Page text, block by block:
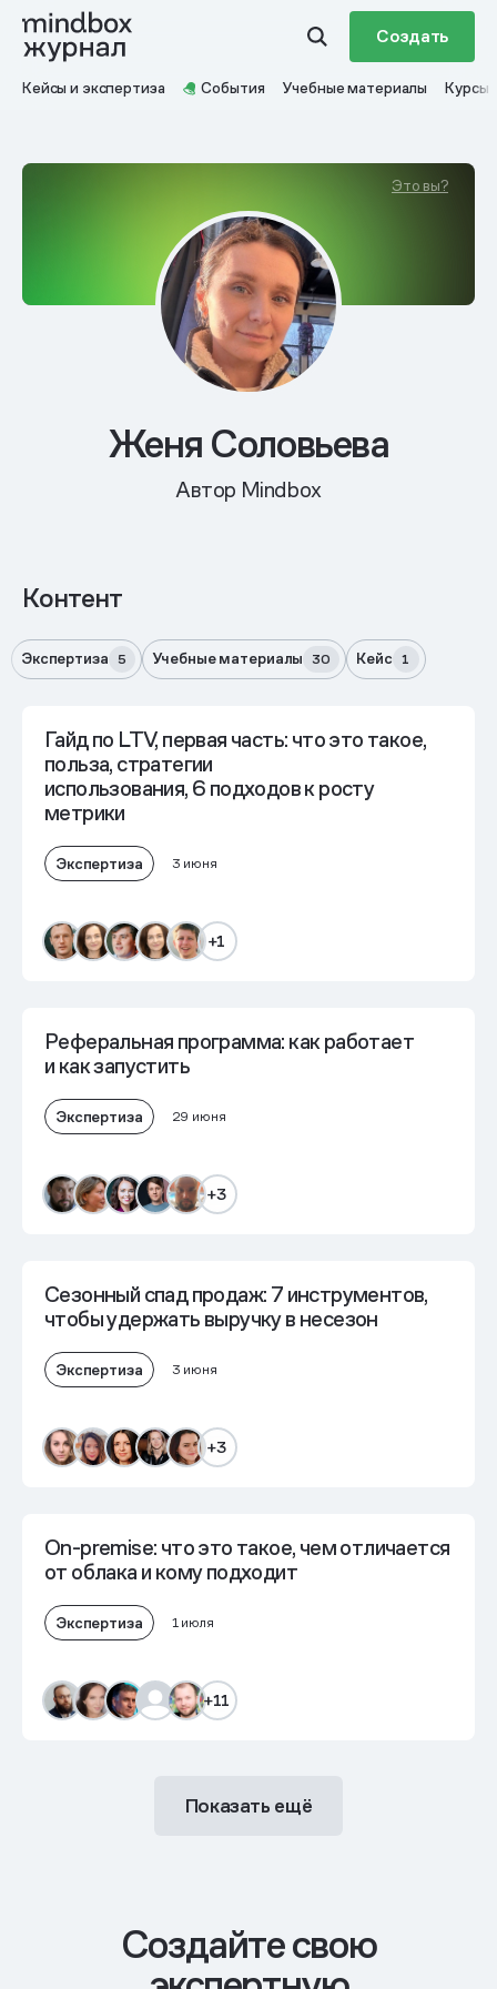
Создать
Кейсы и экспертиза События Учебные материалы Курсы
Это вы?
Женя Соловьева
Автор Mindbox
Контент
Экспертиза 5 Учебные материалы 30 Кейс 1
Гайд по LTV, первая часть: что это такое,
польза, стратегии
использования, 6 подходов к росту
метрики
Экспертиза 3 июня
+1
Реферальная программа: как работает
и как запустить
Экспертиза 29 июня
+3
Сезонный спад продаж: 7 инструментов,
чтобы удержать выручку в несезон
Экспертиза 3 июня
+3
On-premise: что это такое, чем отличается
от облака и кому подходит
Экспертиза 1 июля
+11
Показать ещё
Cоздайте свою